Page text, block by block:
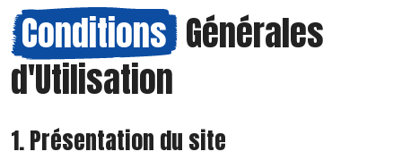
Conditions Générales
d'Utilisation
1. Présentation du site